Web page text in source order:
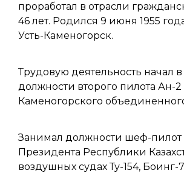
проработал в отрасли
46 лет. Родился 9 июня 1955
Усть-Каменогорск.
Трудовую деятельность начал в
должности второго пилота Ан-2
Каменогорского
Занимал должности шеф-пилот
Президента Республики
воздушных судах Ту-154, Боинг-